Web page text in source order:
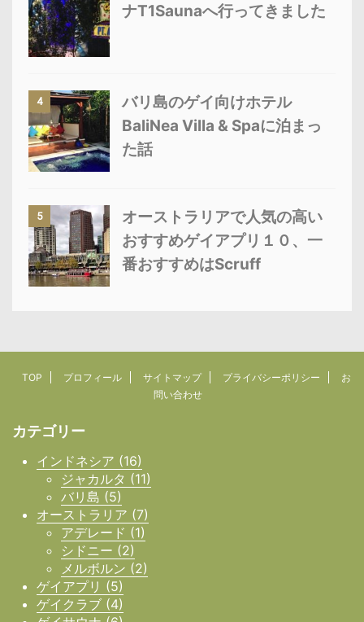
ナT1Saunaへ行ってきました
4
バリ島のゲイ向けホテル
BaliNea Villa & Spaに泊まっ
た話
5
オーストラリアで人気の高い
おすすめゲイアプリ１０、一
番おすすめはScruff
TOP プロフィール サイトマップ プライバシーポリシー
お
問い合わせ
カテゴリー
インドネシア (16)
ジャカルタ (11)
バリ島 (5)
オーストラリア (7)
アデレード (1)
シドニー (2)
メルボルン (2)
ゲイアプリ (5)
ゲイクラブ (4)